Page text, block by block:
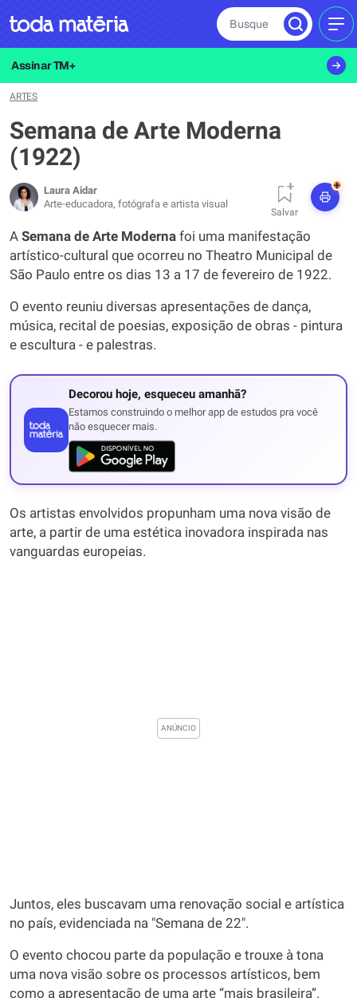
Busque
Assinar TM+
ARTES
Semana de Arte Moderna
(1922)
Laura Aidar
Arte-educadora, fotógrafa e artista visual
Salvar
+
A Semana de Arte Moderna foi uma manifestação
artístico-cultural que ocorreu no Theatro Municipal de
São Paulo entre os dias 13 a 17 de fevereiro de 1922.
O evento reuniu diversas apresentações de dança,
música, recital de poesias, exposição de obras - pintura
e escultura - e palestras.
Decorou hoje, esqueceu amanhã?
Estamos construindo o melhor app de estudos pra você
não esquecer mais.
Os artistas envolvidos propunham uma nova visão de
arte, a partir de uma estética inovadora inspirada nas
vanguardas europeias.
Juntos, eles buscavam uma renovação social e artística
no país, evidenciada na "Semana de 22".
O evento chocou parte da população e trouxe à tona
uma nova visão sobre os processos artísticos, bem
como a apresentação de uma arte “mais brasileira”.